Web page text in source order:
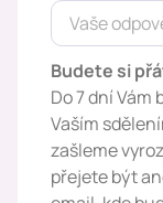
Budete si
Do 7 dní
Vaším
zašleme
přejete být